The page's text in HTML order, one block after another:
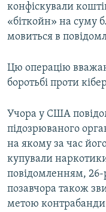
конфіскували
«біткойн» на суму
мовиться в
Цю операцію
боротьбі проти
Учора у США
підозрюваного
на якому за час
купували
повідомленням, 26-
позавчора також
метою контрабанди